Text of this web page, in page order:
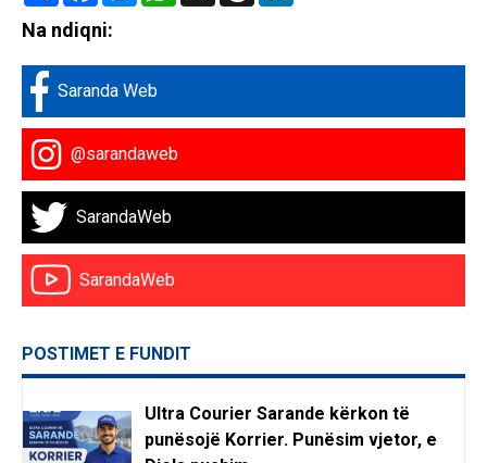
Na ndiqni:
Saranda Web
@sarandaweb
SarandaWeb
SarandaWeb
POSTIMET E FUNDIT
Ultra Courier Sarande kërkon të
punësojë Korrier. Punësim vjetor, e